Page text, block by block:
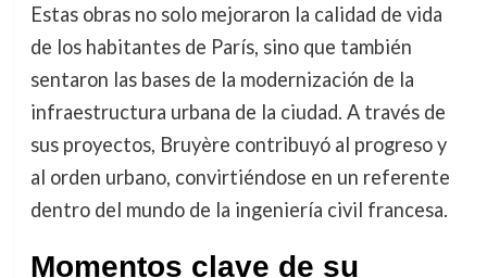
Estas obras no solo mejoraron la calidad de vida
de los habitantes de París, sino que también
sentaron las bases de la modernización de la
infraestructura urbana de la ciudad. A través de
sus proyectos, Bruyère contribuyó al progreso y
al orden urbano, convirtiéndose en un referente
dentro del mundo de la ingeniería civil francesa.
Momentos clave de su